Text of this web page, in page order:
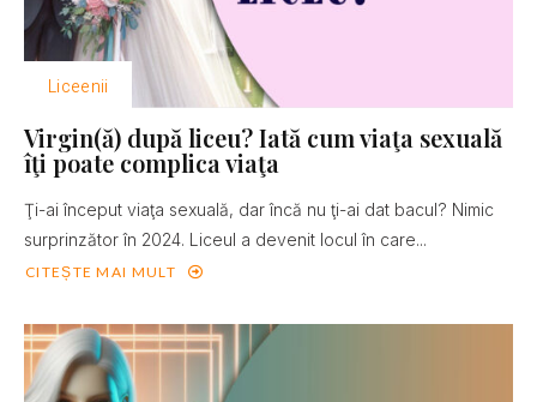
Liceenii
Virgin(ă) după liceu? Iată cum viaţa sexuală
îţi poate complica viaţa
Ţi-ai început viaţa sexuală, dar încă nu ţi-ai dat bacul? Nimic
surprinzător în 2024. Liceul a devenit locul în care...
CITEȘTE MAI MULT